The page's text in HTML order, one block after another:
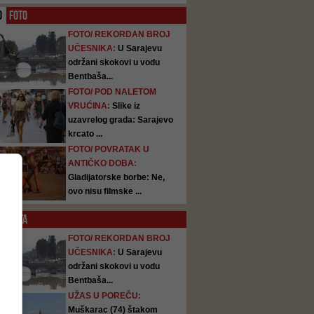
FOTO
FOTO/ REKORDAN BROJ
UČESNIKA: U Sarajevu
održani skokovi u vodu
Bentbaša...
FOTO/ POD NALETOM
VRUĆINA: Slike iz
uzavrelog grada: Sarajevo
krcato ...
FOTO/ POVRATAK U
ANTIČKO DOBA:
Gladijatorske borbe: Ne,
ovo nisu filmske ...
SATA
FOTO/ REKORDAN BROJ
UČESNIKA: U Sarajevu
održani skokovi u vodu
Bentbaša...
UŽAS U POREČU:
Muškarac (74) štakom